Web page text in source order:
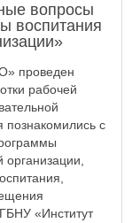
вопросы
воспитания
проведен
рабочей
познакомились с
«Институт